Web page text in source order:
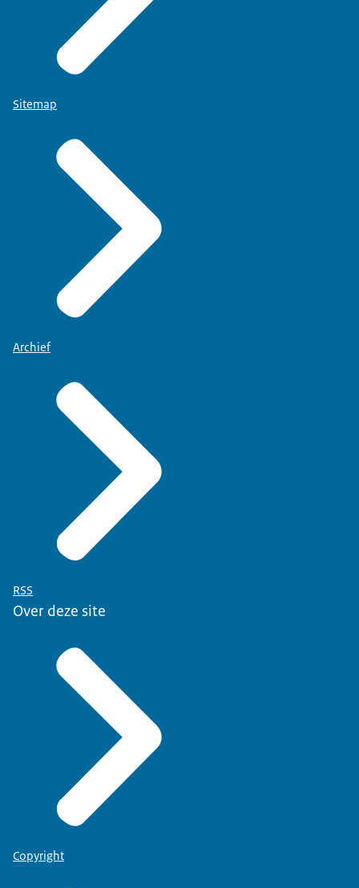
Sitemap
Archief
RSS
Over deze site
Copyright